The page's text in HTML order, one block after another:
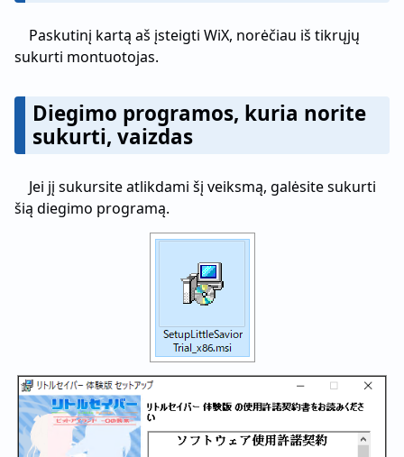
Paskutinį kartą aš įsteigti WiX, norėčiau iš tikrųjų
sukurti montuotojas.
Diegimo programos, kuria norite
sukurti, vaizdas
Jei jį sukursite atlikdami šį veiksmą, galėsite sukurti
šią diegimo programą.